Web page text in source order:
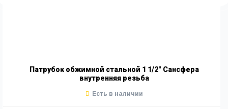
Патрубок обжимной стальной 1 1/2" Сансфера
внутренняя резьба
Есть в наличии